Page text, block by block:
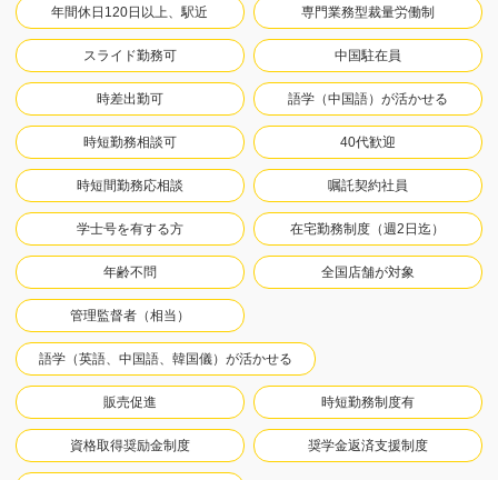
年間休日120日以上、駅近 専門業務型裁量労働制
スライド勤務可 中国駐在員
時差出勤可 語学（中国語）が活かせる
時短勤務相談可 40代歓迎
時短間勤務応相談 嘱託契約社員
学士号を有する方 在宅勤務制度（週2日迄）
年齢不問 全国店舗が対象
管理監督者（相当）
語学（英語、中国語、韓国儀）が活かせる
販売促進 時短勤務制度有
資格取得奨励金制度 奨学金返済支援制度